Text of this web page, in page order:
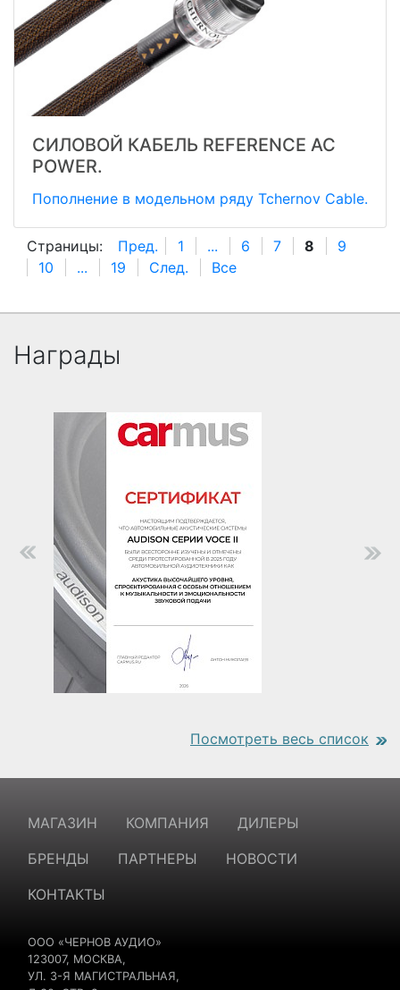
СИЛОВОЙ КАБЕЛЬ REFERENCE AC
POWER.
Пополнение в модельном ряду Tchernov Cable.
Страницы: Пред. 1 ... 6 7 8
9
10
... 19 След. Все
Награды
Посмотреть весь список
МАГАЗИН КОМПАНИЯ
ДИЛЕРЫ
БРЕНДЫ
ПАРТНЕРЫ
НОВОСТИ
КОНТАКТЫ
ООО «ЧЕРНОВ АУДИО»
123007, МОСКВА,
УЛ. 3-Я МАГИСТРАЛЬНАЯ,